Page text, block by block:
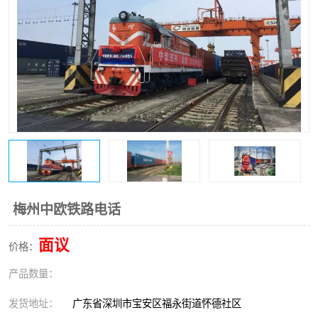
梅州中欧铁路电话
价格： 面议
产品数量：
发货地址： 广东省深圳市宝安区福永街道怀德社区
UPS国际快递 深圳国际快递公司
深圳国际物流公司 深圳国际快递电话
DHL国际快递电话 深圳国际快递
新能源电池出口物流